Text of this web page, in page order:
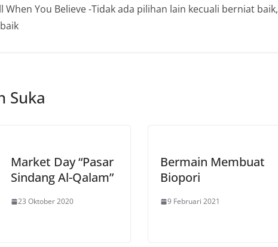
When You Believe -Tidak ada pilihan lain kecuali berniat baik,
Suka
Market Day “Pasar
Sindang Al-Qalam”
23 Oktober 2020
Bermain Membuat
Biopori
9 Februari 2021